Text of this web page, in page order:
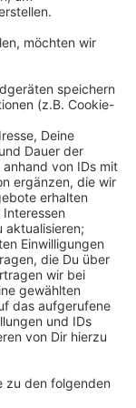
im
die Polizei
der
im Vergleich
Alle
gingen
Auch im
von der